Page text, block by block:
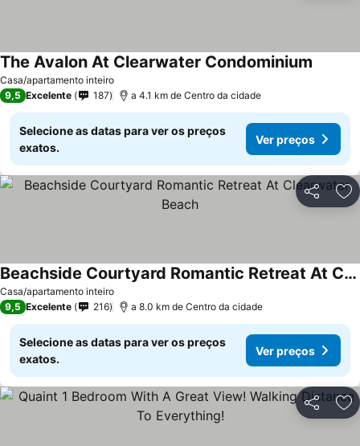
Casa/apartamento inteiro
The Avalon At Clearwater Condominium
9,5 Excelente 187 a 4.1 km de Centro da cidade
Selecione as datas para ver os preços
exatos.
Ver preços
Partilhar
Casa/apartamento inteiro
Beachside Courtyard Romantic Retreat At Clearwater Beach
Ver preços
9,5 Excelente 216 a 8.0 km de Centro da cidade
Selecione as datas para ver os preços
exatos.
Ver preços
Partilhar